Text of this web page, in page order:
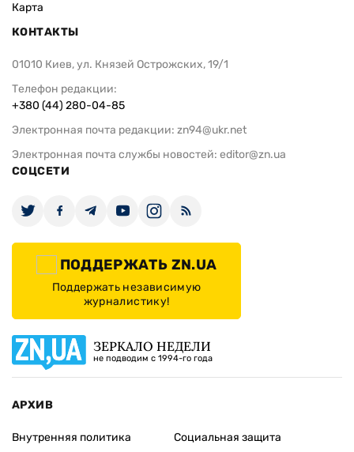
Карта
КОНТАКТЫ
01010 Киев, ул. Князей Острожских, 19/1
Телефон редакции:
+380 (44) 280-04-85
Электронная почта редакции: zn94@ukr.net
Электронная почта службы новостей: editor@zn.ua
СОЦСЕТИ
ПОДДЕРЖАТЬ ZN.UA
Поддержать независимую
журналистику!
ЗЕРКАЛО НЕДЕЛИ
не подводим с 1994-го года
АРХИВ
Внутренняя политика
Социальная защита